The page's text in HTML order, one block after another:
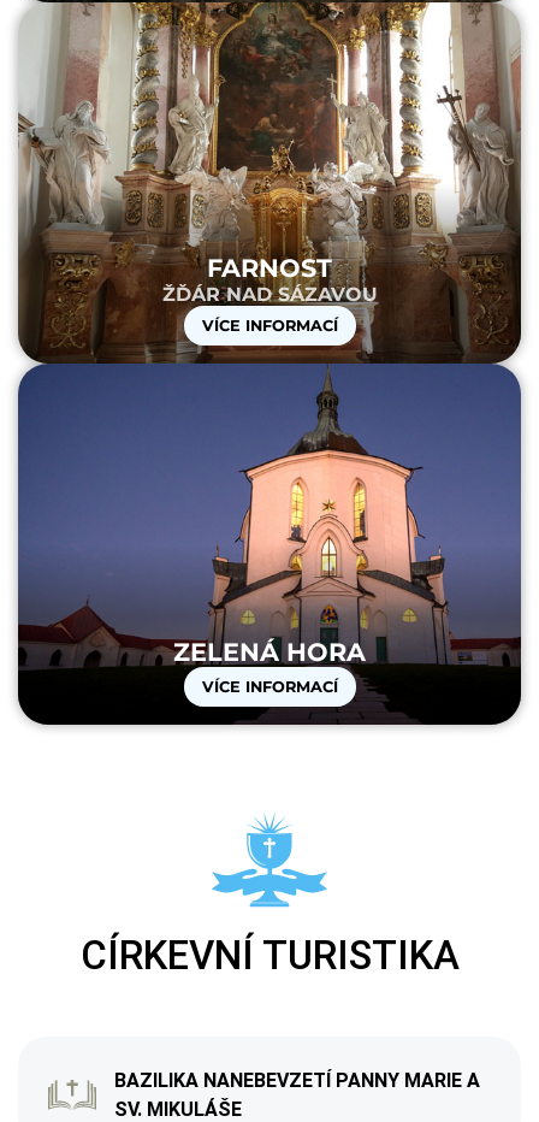
FARNOST
ŽĎÁR NAD SÁZAVOU
VÍCE INFORMACÍ
ZELENÁ HORA
VÍCE INFORMACÍ
CÍRKEVNÍ TURISTIKA
BAZILIKA NANEBEVZETÍ PANNY MARIE A
SV. MIKULÁŠE